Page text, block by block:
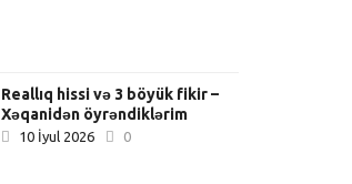
Reallıq hissi və 3 böyük fikir –
Xəqanidən öyrəndiklərim
10 İyul 2026 0